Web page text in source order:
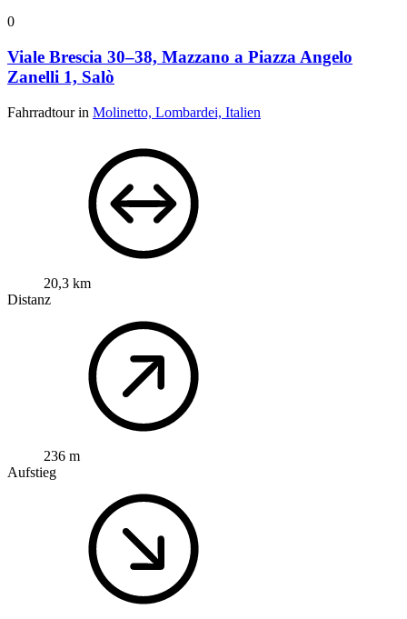
0
Viale Brescia 30–38, Mazzano a Piazza Angelo
Zanelli 1, Salò
Fahrradtour in Molinetto, Lombardei, Italien
20,3 km
Distanz
236 m
Aufstieg